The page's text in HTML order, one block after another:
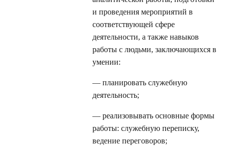
и проведения мероприятий в
соответствующей сфере
деятельности, а также навыков
работы с людьми, заключающихся в
умении:
— планировать служебную
деятельность;
— реализовывать основные формы
работы: служебную переписку,
ведение переговоров;